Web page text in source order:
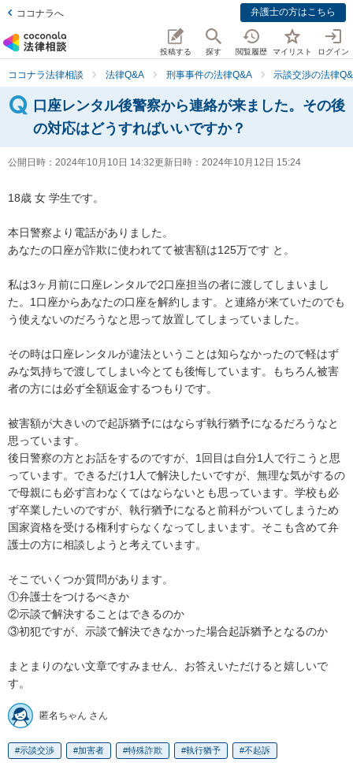
ココナラへ 弁護士の方はこちら
投稿する 探す 閲覧履歴 マイリスト ログイン
ココナラ法律相談 法律Q&A 刑事事件の法律Q&A 示談交渉の法律
口座レンタル後警察から連絡が来ました。その後
の対応はどうすればいいですか？
公開日時： 2024年10月10日 14:32更新日時： 2024年10月12日 15:24
18歳 女 学生です。
本日警察より電話がありました。
あなたの口座が詐欺に使われてて被害額は125万です と。
私は3ヶ月前に口座レンタルで2口座担当の者に渡してしまいまし
た。1口座からあなたの口座を解約します。と連絡が来ていたのでも
う使えないのだろうなと思って放置してしまっていました。
その時は口座レンタルが違法ということは知らなかったので軽はず
みな気持ちで渡してしまい今とても後悔しています。もちろん被害
者の方には必ず全額返金するつもりです。
被害額が大きいので起訴猶予にはならず執行猶予になるだろうなと
思っています。
後日警察の方とお話をするのですが、1回目は自分1人で行こうと思
っています。できるだけ1人で解決したいですが、無理な気がするの
で母親にも必ず言わなくてはならないとも思っています。学校も必
ず卒業したいのですが、執行猶予になると前科がついてしまうため
国家資格を受ける権利すらなくなってしまいます。そこも含めて弁
護士の方に相談しようと考えています。
そこでいくつか質問があります。
①弁護士をつけるべきか
②示談で解決することはできるのか
③初犯ですが、示談で解決できなかった場合起訴猶予となるのか
まとまりのない文章ですみません、お答えいただけると嬉しいで
す。
匿名ちゃん さん
示談交渉 加害者 特殊詐欺 執行猶予 不起訴